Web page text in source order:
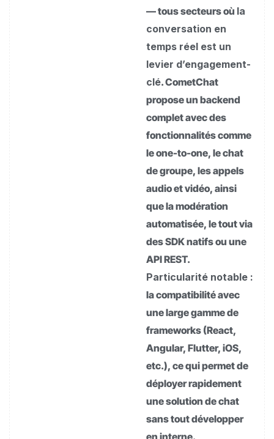
— tous secteurs où la
conversation en
temps réel est un
levier d’engagement-
clé. CometChat
propose un backend
complet avec des
fonctionnalités comme
le one-to-one, le chat
de groupe, les appels
audio et vidéo, ainsi
que la modération
automatisée, le tout via
des SDK natifs ou une
API REST.
Particularité notable :
la compatibilité avec
une large gamme de
frameworks (React,
Angular, Flutter, iOS,
etc.), ce qui permet de
déployer rapidement
une solution de chat
sans tout développer
en interne.